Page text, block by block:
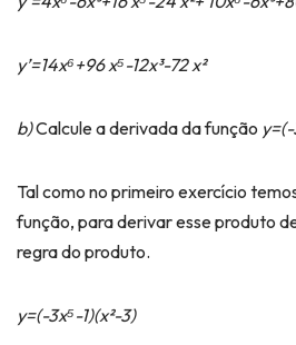
y’=14x⁶+96 x⁵-12x³-72 x²
b)Calcule a derivada da função
Tal como no primeiro exercício
função, para derivar esse produto
regra do produto.
y=(-3x⁵-1)(x²-3)